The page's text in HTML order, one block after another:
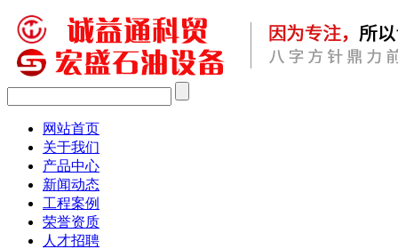
网站首页
关于我们
产品中心
新闻动态
工程案例
荣誉资质
人才招聘